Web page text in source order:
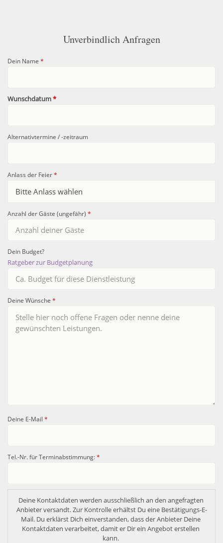
Unverbindlich Anfragen
Dein Name *
Wunschdatum*
Alternativtermine / -zeitraum
Anlass der Feier*
Anzahl der Gäste (ungefähr) *
Dein Budget?
Ratgeber zur Budgetplanung
Deine Wünsche *
Deine E-Mail *
Tel.-Nr. für Terminabstimmung:*
Deine Kontaktdaten werden ausschließlich an den angefragten
Anbieter versandt. Zur Kontrolle erhältst Du eine Bestätigungs-E-
Mail. Du erklärst Dich einverstanden, dass der Anbieter Deine
Kontaktdaten verarbeitet, damit er Dir ein Angebot erstellen
kann.